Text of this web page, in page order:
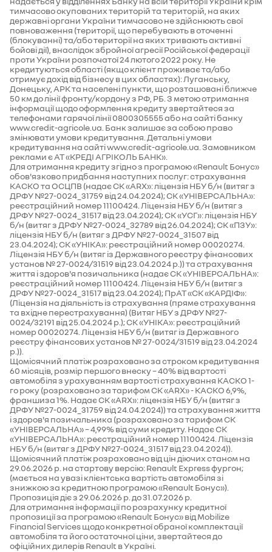
тимчасово окупованих територій та територій, на яких
державні органи України тимчасово не здійснюють свої
повноваження (території, що перебувають в оточенні
(блокуванні) та/або території на яких тривають активні
бойові дії), внаслідок збройної агресії Російської федерації
проти України розпочатої 24 лютого 2022 року. Не
кредитуються області (якщо клієнт проживає та/або
отримує дохід від бізнесу в цих областях): Луганську,
Донецьку, АРК та населені пункти, що розташовані ближче
50 км до лінії фронту/кордону з РФ, РБ. З метою отримання
інформації щодо оформлення кредиту звертайтеся за
телефонами гарячої лінії 0800305555 або на сайті банку
www.credit-agricole.ua. Банк залишає за собою право
змінювати умови кредитування. Детальні умови
кредитування на сайті www.credit-agricole.ua. Замовником
реклами є АТ «КРЕДІ АГРІКОЛЬ БАНК».
Для отримання кредиту згідно з програмою «Renault Бонус»
обов'язково придбання наступних послуг: страхування
КАСКО та ОСЦПВ (надає СК «ARX»: ліцензія НБУ б/н (витяг з
ДРФУ №27-0024_31759 від 24.04.2024); СК «УНІВЕРСАЛЬНА»:
реєстраційний номер 11100424. Ліцензія НБУ б/н (витяг з
ДРФУ №27-0024_31517 від 23.04.2024); СК «УСГ»: ліцензія НБУ
б/н (витяг з ДРФУ №27-0024_32789 від 26.04.2024); СК «ПЗУ»:
ліцензія НБУ б/н (витяг з ДРФУ №27-0024_31507 від
23.04.2024); СК «УНІКА»: реєстраційний номер 00020274.
Ліцензія НБУ б/н (витяг із Державного реєстру фінансових
установ № 27-0024/31519 від 23.04.2024 р.)) та страхування
життя і здоров'я позичальника (надає СК «УНІВЕРСАЛЬНА»:
реєстраційний номер 11100424. Ліцензія НБУ б/н (витяг з
ДРФУ №27-0024_31517 від 23.04.2024); ПрАТ «СК «КАРДІФ»:
(Ліцензія на діяльність із страхування (пряме страхування
та вхідне перестрахування) (Витяг НБУ з ДРФУ №27-
0024/32191 від 25.04.2024 р.); СК «УНІКА»: реєстраційний
номер 00020274. Ліцензія НБУ б/н (витяг із Державного
реєстру фінансових установ № 27-0024/31519 від 23.04.2024
р.)).
Щомісячний платіж розраховано за строком кредитування
60 місяців, розмір першого внеску – 40% від вартості
автомобіля з урахуванням вартості страхування КАСКО 1-
го року (розраховано за тарифом СК «ARX» - КАСКО 6,9%,
франшиза 1%. Надає СК «ARX»: ліцензія НБУ б/н (витяг з
ДРФУ №27-0024_31759 від 24.04.2024)) та страхування життя
і здоров'я позичальника (розраховано за тарифом СК
«УНІВЕРСАЛЬНА» – 4,99% від суми кредиту. Надає СК
«УНІВЕРСАЛЬНА»: реєстраційний номер 11100424. Ліцензія
НБУ б/н (витяг з ДРФУ №27-0024_31517 від 23.04.2024)).
Щомісячний платіж розраховано від цін діючих станом на
29.06.2026 р. на стартову версію: Renault Express фургон;
(мається на увазі клієнтська вартість автомобіля зі
знижкою за кредитною програмою «Renault Бонус»).
Пропозиція діє з 29.06.2026 р. до 31.07.2026 р.
Для отримання інформації по розрахунку кредитної
пропозиції за програмою «Renault Бонус» від Mobilize
Financial Services щодо конкретної обраної комплектації
автомобіля та його остаточної ціни, звертайтеся до
офіційних дилерів Renault в Україні.